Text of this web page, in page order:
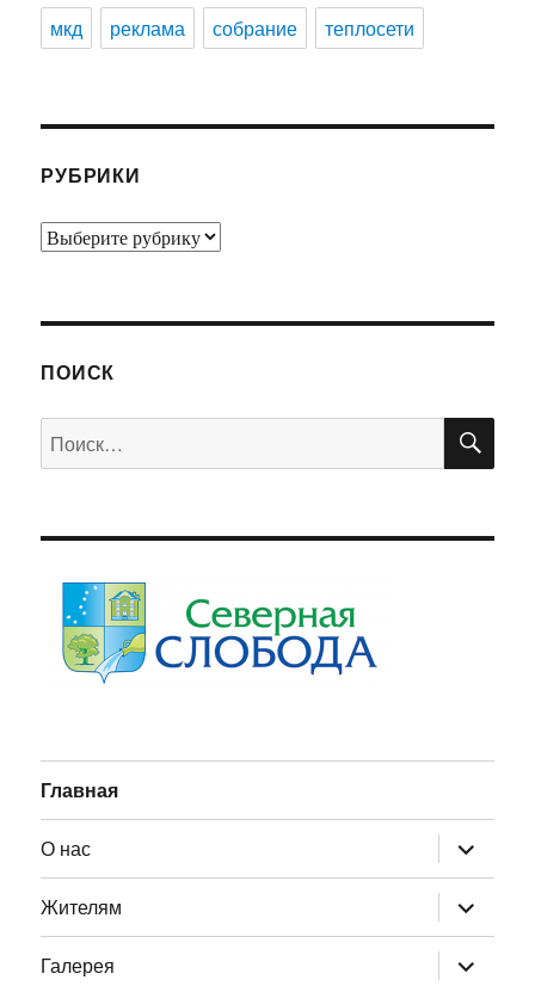
мкд реклама собрание теплосети
РУБРИКИ
Рубрики
ПОИСК
Искать:
Главная
О нас раскрыть
дочернее
меню
Жителям
раскрыть
дочернее
меню
Галерея
раскрыть
дочернее